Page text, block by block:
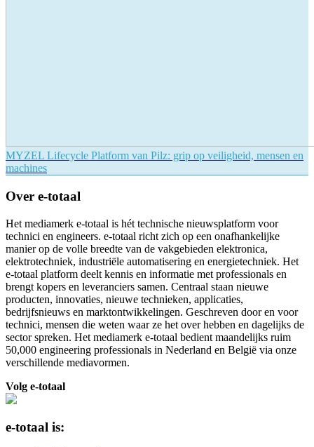
MYZEL Lifecycle Platform van Pilz: grip op veiligheid, mensen en
machines
Over e-totaal
Het mediamerk e-totaal is hét technische nieuwsplatform voor
technici en engineers. e-totaal richt zich op een onafhankelijke
manier op de volle breedte van de vakgebieden elektronica,
elektrotechniek, industriële automatisering en energietechniek. Het
e-totaal platform deelt kennis en informatie met professionals en
brengt kopers en leveranciers samen. Centraal staan nieuwe
producten, innovaties, nieuwe technieken, applicaties,
bedrijfsnieuws en marktontwikkelingen. Geschreven door en voor
technici, mensen die weten waar ze het over hebben en dagelijks de
sector spreken. Het mediamerk e-totaal bedient maandelijks ruim
50,000 engineering professionals in Nederland en België via onze
verschillende mediavormen.
Volg e-totaal
e-totaal is: